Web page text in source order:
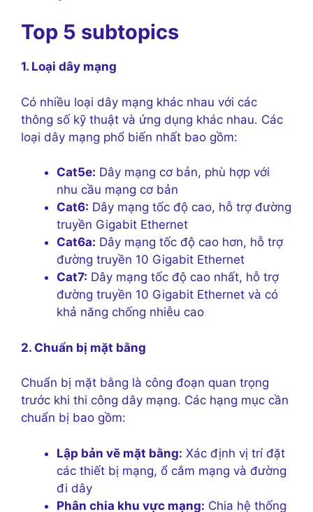
Top 5 subtopics
1. Loại dây mạng
Có nhiều loại dây mạng khác nhau với các
thông số kỹ thuật và ứng dụng khác nhau. Các
loại dây mạng phổ biến nhất bao gồm:
Cat5e: Dây mạng cơ bản, phù hợp với
nhu cầu mạng cơ bản
Cat6: Dây mạng tốc độ cao, hỗ trợ đường
truyền Gigabit Ethernet
Cat6a: Dây mạng tốc độ cao hơn, hỗ trợ
đường truyền 10 Gigabit Ethernet
Cat7: Dây mạng tốc độ cao nhất, hỗ trợ
đường truyền 10 Gigabit Ethernet và có
khả năng chống nhiễu cao
2. Chuẩn bị mặt bằng
Chuẩn bị mặt bằng là công đoạn quan trọng
trước khi thi công dây mạng. Các hạng mục cần
chuẩn bị bao gồm:
Lập bản vẽ mặt bằng: Xác định vị trí đặt
các thiết bị mạng, ổ cắm mạng và đường
đi dây
Phân chia khu vực mạng: Chia hệ thống